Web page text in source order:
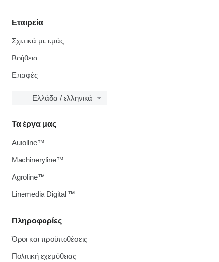
Εταιρεία
Σχετικά με εμάς
Βοήθεια
Επαφές
Ελλάδα / ελληνικά
Πληροφορίες
Όροι και προϋποθέσεις
Πολιτική εχεμύθειας
Τα έργα μας
Autoline™
Machineryline™
Agroline™
Linemedia Digital ™